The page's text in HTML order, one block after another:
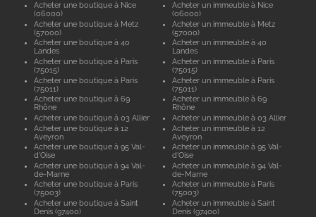
Acheter une boutique à Nice
(06000)
Acheter une boutique à Metz
(57000)
Acheter une boutique à 40
Landes
Acheter une boutique à Paris
(75015)
Acheter une boutique à Paris
(75011)
Acheter une boutique à 69
Rhône
Acheter une boutique à 03 Allier
Acheter une boutique à 12
Aveyron
Acheter une boutique à 95 Val-
d'Oise
Acheter une boutique à 94 Val-
de-Marne
Acheter une boutique à Paris
(75003)
Acheter une boutique à Saint
Denis (97400)
Acheter un immeuble à Nice
(06000)
Acheter un immeuble à Metz
(57000)
Acheter un immeuble à 40
Landes
Acheter un immeuble à Paris
(75015)
Acheter un immeuble à Paris
(75011)
Acheter un immeuble à 69
Rhône
Acheter un immeuble à 03 Allier
Acheter un immeuble à 12
Aveyron
Acheter un immeuble à 95 Val-
d'Oise
Acheter un immeuble à 94 Val-
de-Marne
Acheter un immeuble à Paris
(75003)
Acheter un immeuble à Saint
Denis (97400)